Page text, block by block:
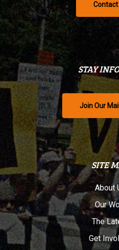
Contact
STAY
Join Our
SITE
About
Our
The
Get